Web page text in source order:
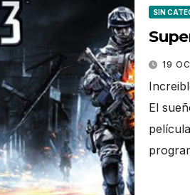
SIN
19
El